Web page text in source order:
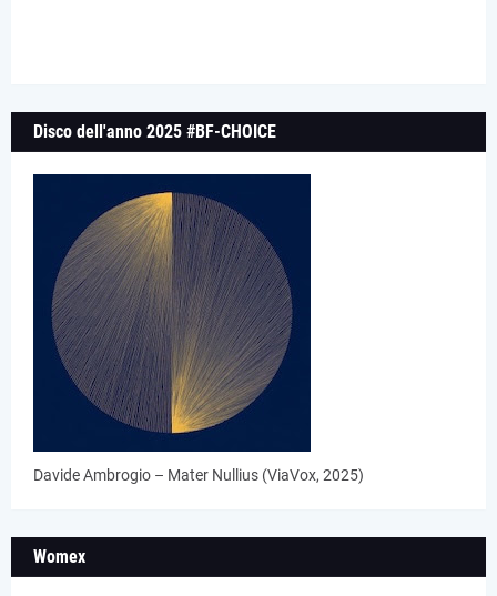
Disco dell'anno 2025 #BF-CHOICE
Davide Ambrogio – Mater Nullius (ViaVox, 2025)
Womex